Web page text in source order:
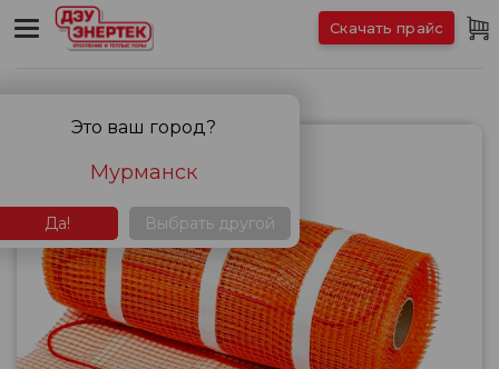
Кабельные маты Скачать прайс
Это ваш город?
Мурманск
Да! Выбрать другой